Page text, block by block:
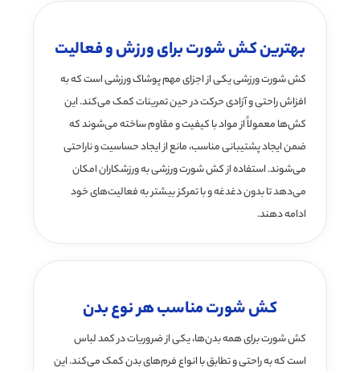
بهترین کش شورت برای ورزش و فعالیت
کش شورت ورزشی یکی از اجزای مهم پوشاک ورزشی است که به
افزاش راحتی و آزادی حرکت در حین تمرینات کمک می‌کند. این
کش‌ها معمولاً از مواد با کیفیت و مقاوم ساخته می‌شوند که
ضمن ایجاد پشتیبانی مناسب، مانع از ایجاد حساسیت و ناراحتی
می‌شوند. استفاده از کش شورت ورزشی به ورزشکاران امکان
می‌دهد تا بدون دغدغه و با تمرکز بیشتر به فعالیت‌های خود
ادامه دهند.
کش شورت مناسب هر نوع بدن
کش شورت برای همه بدن‌ها، یکی از ضروریات در کمد لباس
است که به راحتی و تطابق با انواع فرم‌های بدن کمک می‌کند. این